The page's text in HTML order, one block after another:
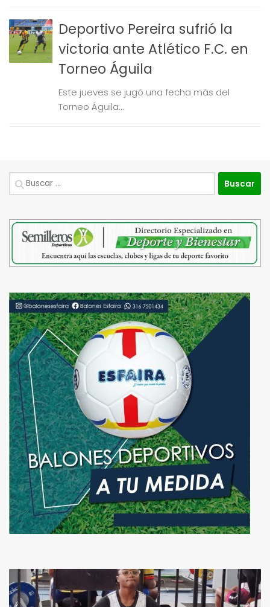
Deportivo Pereira sufrió la
victoria ante Atlético F.C. en
Torneo Águila
Este jueves se jugó una fecha más del
Torneo Águila...
Buscar: